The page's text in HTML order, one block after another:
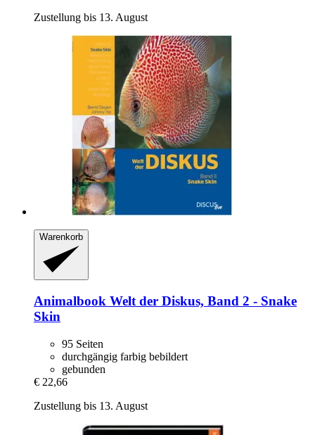
Zustellung bis 13. August
Warenkorb
Animalbook Welt der Diskus, Band 2 -​ Snake
Skin
95 Seiten
durchgängig farbig bebildert
gebunden
€ 22,66
Zustellung bis 13. August